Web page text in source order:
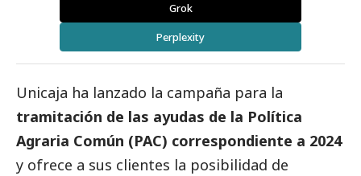
Grok
Perplexity
Unicaja ha lanzado la campaña para la
tramitación de las ayudas de la Política
Agraria Común (PAC) correspondiente a 2024
y ofrece a sus clientes la posibilidad de